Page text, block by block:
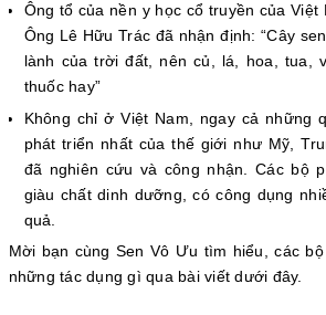
Ông tổ của nền y học cổ truyền của Việt
Ông Lê Hữu Trác đã nhận định: “Cây
lành của trời đất, nên củ, lá, hoa, tua,
thuốc hay”
Không chỉ ở Việt Nam, ngay cả những
phát triển nhất của thế giới như Mỹ,
đã nghiên cứu và công nhận. Các bộ
giàu chất dinh dưỡng, có công dụng
quả.
Mời bạn cùng Sen Vô Ưu tìm hiểu, các
những tác dụng gì qua bài viết dưới đây.